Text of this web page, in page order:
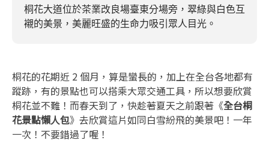
桐花大道位於茶業改良場臺東分場旁，翠綠與白色互
襯的美景，美麗旺盛的生命力吸引眾人目光。
桐花的花期近 2 個月，算是蠻長的，加上在全台各地都有
蹤跡，有的景點也可以搭乘大眾交通工具，所以想要欣賞
桐花並不難！而春天到了，快趁著夏天之前跟著《全台桐
花景點懶人包》去欣賞這片如同白雪紛飛的美景吧！一年
一次！不要錯過了喔！